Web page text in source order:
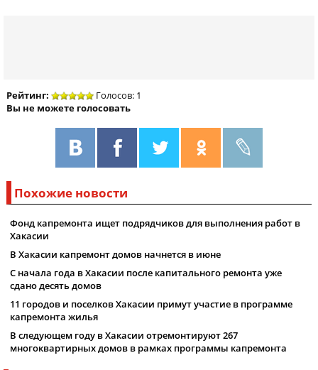
Рейтинг:
Голосов: 1
Вы не можете голосовать
Похожие новости
Фонд капремонта ищет подрядчиков для выполнения работ в
Хакасии
В Хакасии капремонт домов начнется в июне
С начала года в Хакасии после капитального ремонта уже
сдано десять домов
11 городов и поселков Хакасии примут участие в программе
капремонта жилья
В следующем году в Хакасии отремонтируют 267
многоквартирных домов в рамках программы капремонта